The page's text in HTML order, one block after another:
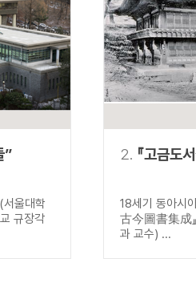
사용 예
정조 AND 정약용
“정조”와 “정약용”이
색
정조 OR 정약용 “정조” 또는 “정약용
정조 NOT 정약용
“정조”가 나온 후 “정
자를 사용할 수 있습니다.
”
울대학
규장각
2. 『고금도
18세기 동아시
古今圖書集成
과 교수) ...